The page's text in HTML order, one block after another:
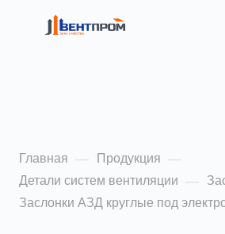
Главная — Продукция —
Детали систем вентиляции —
Заслонки АЗД круглые под